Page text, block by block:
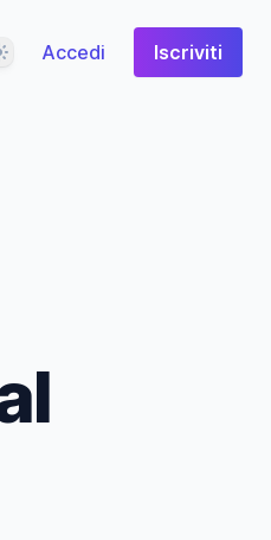
Accedi Iscriviti